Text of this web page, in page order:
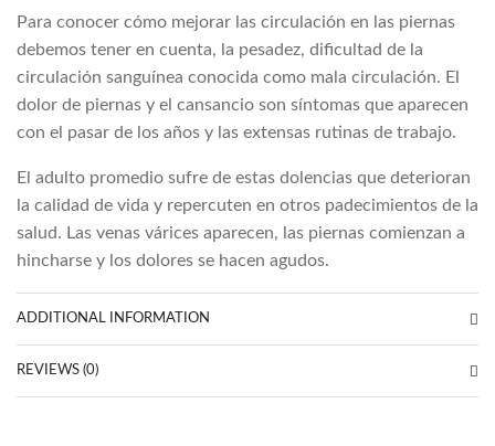
Para conocer cómo mejorar las circulación en las piernas
debemos tener en cuenta, la pesadez, dificultad de la
circulación sanguínea conocida como mala circulación. El
dolor de piernas y el cansancio son síntomas que aparecen
con el pasar de los años y las extensas rutinas de trabajo.
El adulto promedio sufre de estas dolencias que deterioran
la calidad de vida y repercuten en otros padecimientos de la
salud. Las venas várices aparecen, las piernas comienzan a
hincharse y los dolores se hacen agudos.
ADDITIONAL INFORMATION
REVIEWS (0)